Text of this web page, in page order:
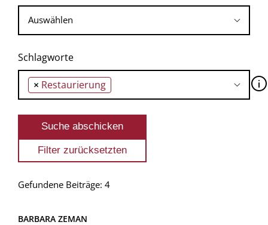
Schlagworte
× Restaurierung 🛈
Gefundene Beiträge: 4
BARBARA ZEMAN